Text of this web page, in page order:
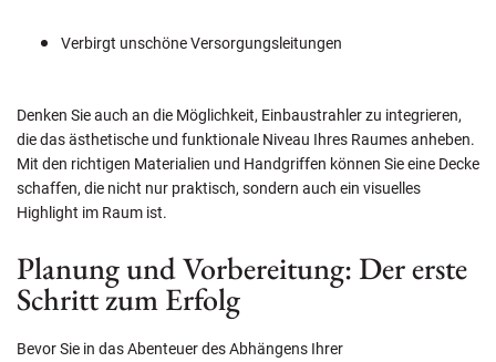
Verbirgt unschöne Versorgungsleitungen
Denken Sie auch an die Möglichkeit, Einbaustrahler zu integrieren,
die das ästhetische und funktionale Niveau Ihres Raumes anheben.
Mit den richtigen Materialien und Handgriffen können Sie eine Decke
schaffen, die nicht nur praktisch, sondern auch ein visuelles
Highlight im Raum ist.
Planung und Vorbereitung: Der erste
Schritt zum Erfolg
Bevor Sie in das Abenteuer des Abhängens Ihrer